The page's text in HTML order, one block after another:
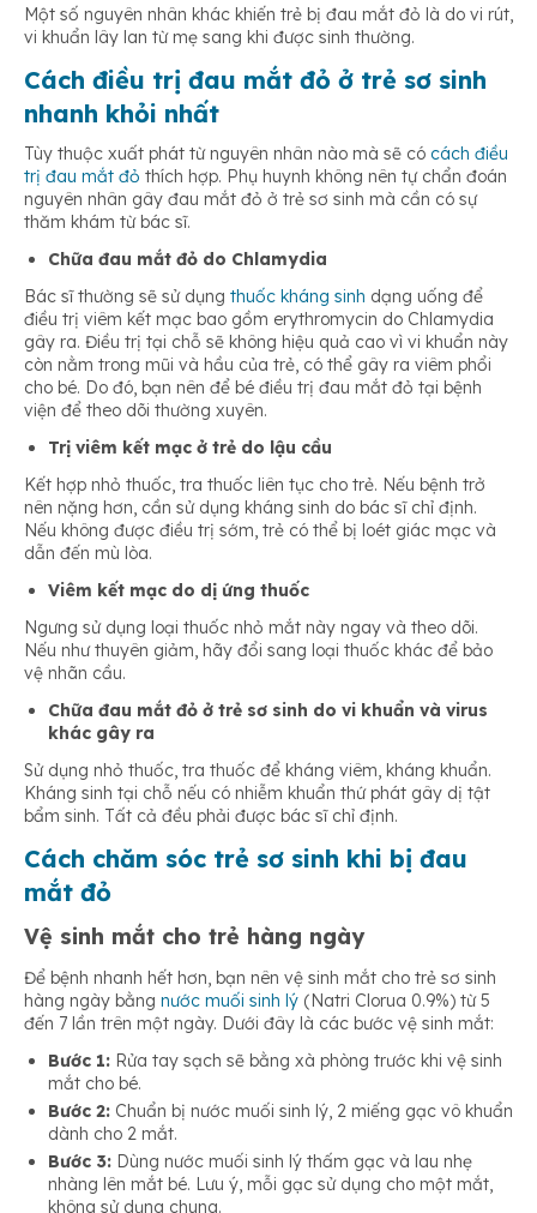
Một số nguyên nhân khác khiến trẻ bị đau mắt đỏ là do vi rút,
vi khuẩn lây lan từ mẹ sang khi được sinh thường.
Cách điều trị đau mắt đỏ ở trẻ sơ sinh
nhanh khỏi nhất
Tùy thuộc xuất phát từ nguyên nhân nào mà sẽ có cách điều
trị đau mắt đỏ thích hợp. Phụ huynh không nên tự chẩn đoán
nguyên nhân gây đau mắt đỏ ở trẻ sơ sinh mà cần có sự
thăm khám từ bác sĩ.
Chữa đau mắt đỏ do Chlamydia
Bác sĩ thường sẽ sử dụng thuốc kháng sinh dạng uống để
điều trị viêm kết mạc bao gồm erythromycin do Chlamydia
gây ra. Điều trị tại chỗ sẽ không hiệu quả cao vì vi khuẩn này
còn nằm trong mũi và hầu của trẻ, có thể gây ra viêm phổi
cho bé. Do đó, bạn nên để bé điều trị đau mắt đỏ tại bệnh
viện để theo dõi thường xuyên.
Trị viêm kết mạc ở trẻ do lậu cầu
Kết hợp nhỏ thuốc, tra thuốc liên tục cho trẻ. Nếu bệnh trở
nên nặng hơn, cần sử dụng kháng sinh do bác sĩ chỉ định.
Nếu không được điều trị sớm, trẻ có thể bị loét giác mạc và
dẫn đến mù lòa.
Viêm kết mạc do dị ứng thuốc
Ngưng sử dụng loại thuốc nhỏ mắt này ngay và theo dõi.
Nếu như thuyên giảm, hãy đổi sang loại thuốc khác để bảo
vệ nhãn cầu.
Chữa đau mắt đỏ ở trẻ sơ sinh do vi khuẩn và virus
khác gây ra
Sử dụng nhỏ thuốc, tra thuốc để kháng viêm, kháng khuẩn.
Kháng sinh tại chỗ nếu có nhiễm khuẩn thứ phát gây dị tật
bẩm sinh. Tất cả đều phải được bác sĩ chỉ định.
Cách chăm sóc trẻ sơ sinh khi bị đau
mắt đỏ
Vệ sinh mắt cho trẻ hàng ngày
Để bệnh nhanh hết hơn, bạn nên vệ sinh mắt cho trẻ sơ sinh
hàng ngày bằng nước muối sinh lý (Natri Clorua 0.9%) từ 5
đến 7 lần trên một ngày. Dưới đây là các bước vệ sinh mắt:
Bước 1: Rửa tay sạch sẽ bằng xà phòng trước khi vệ sinh
mắt cho bé.
Bước 2: Chuẩn bị nước muối sinh lý, 2 miếng gạc vô khuẩn
dành cho 2 mắt.
Bước 3: Dùng nước muối sinh lý thấm gạc và lau nhẹ
nhàng lên mắt bé. Lưu ý, mỗi gạc sử dụng cho một mắt,
không sử dụng chung.